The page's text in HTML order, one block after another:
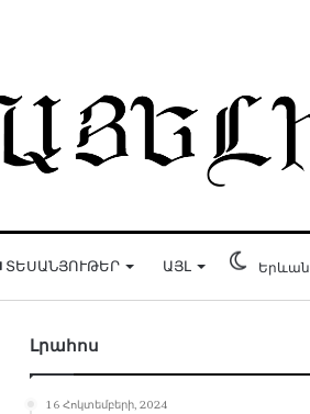
ՏԵՍԱՆՅՈՒԹԵՐ ԱՅԼ Երևան
Լրահոս
16 Հոկտեմբերի, 2024